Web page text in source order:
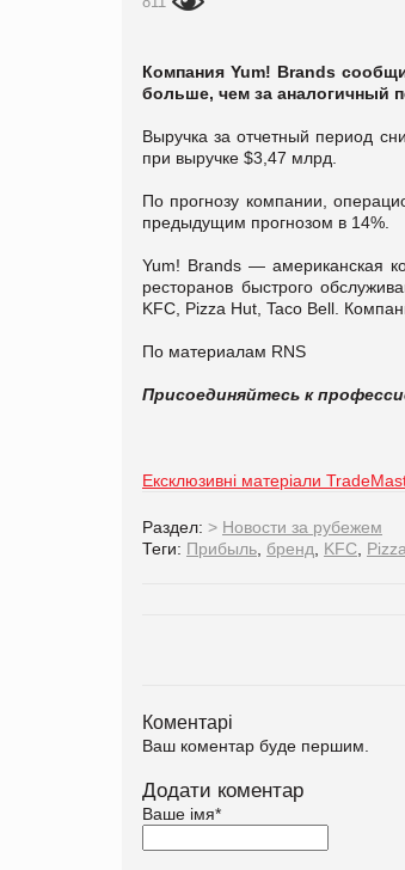
Компания Yum! Brands
больше, чем за аналогичный
Выручка за отчетный период
при выручке $3,47 млрд.
По прогнозу компании,
предыдущим прогнозом в 14%.
Yum! Brands — американская
ресторанов быстрого
KFC, Pizza Hut, Taco Bell.
По материалам RNS
Присоединяйтесь к
Ексклюзивні матеріали
Раздел: > Новости за рубежем
Теги: Прибыль бренд KFC
Коментарі
Ваш коментар буде першим.
Додати коментар
Ваше імя*